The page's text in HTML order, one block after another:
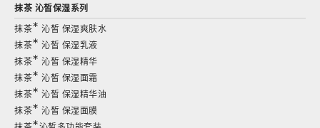
抹茶 沁皙保湿系列
抹茶∗ 沁皙 保湿爽肤水
抹茶∗ 沁皙 保湿乳液
抹茶∗ 沁皙 保湿精华
抹茶∗ 沁皙 保湿面霜
抹茶∗ 沁皙 保湿精华油
抹茶∗ 沁皙 保湿面膜
∗